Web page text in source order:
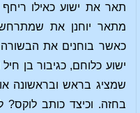
תאר את ישוע כאילו
מתאר יוחנן את
כאשר בוחנים את
ישוע כלוחם, כגיבור בן
שמציג בראש ובראשונה
בחזה. וכיצד כותב